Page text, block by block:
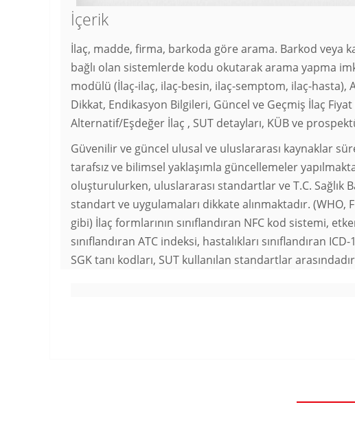
İçerik
İlaç, madde, firma, barkoda göre arama. Barkod veya
bağlı olan sistemlerde kodu okutarak arama yapma
modülü (İlaç-ilaç, ilaç-besin, ilaç-semptom, ilaç-hasta),
Dikkat, Endikasyon Bilgileri, Güncel ve Geçmiş İlaç Fiyat
Alternatif/Eşdeğer İlaç , SUT detayları, KÜB ve
Güvenilir ve güncel ulusal ve uluslararası kaynaklar
tarafsız ve bilimsel yaklaşımla güncellemeler
oluşturulurken, uluslararası standartlar ve T.C. Sağlık
standart ve uygulamaları dikkate alınmaktadır. (WHO,
gibi) İlaç formlarının sınıflandıran NFC kod sistemi,
sınıflandıran ATC indeksi, hastalıkları sınıflandıran
SGK tanı kodları, SUT kullanılan standartlar